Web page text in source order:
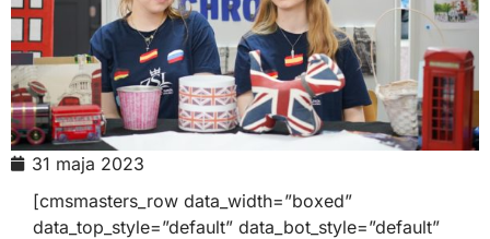
31 maja 2023
[cmsmasters_row data_width=”boxed”
data_top_style=”default” data_bot_style=”default”